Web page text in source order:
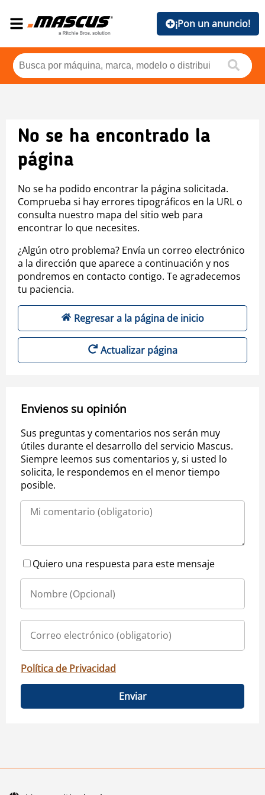
¡Pon un anuncio!
No se ha encontrado la
página
No se ha podido encontrar la página solicitada.
Comprueba si hay errores tipográficos en la URL o
consulta nuestro mapa del sitio web para
encontrar lo que necesites.
¿Algún otro problema? Envía un correo electrónico
a la dirección que aparece a continuación y nos
pondremos en contacto contigo. Te agradecemos
tu paciencia.
Regresar a la página de inicio
Actualizar página
Envienos su opinión
Sus preguntas y comentarios nos serán muy
útiles durante el desarrollo del servicio Mascus.
Siempre leemos sus comentarios y, si usted lo
solicita, le respondemos en el menor tiempo
posible.
Quiero una respuesta para este mensaje
Política de Privacidad
Enviar